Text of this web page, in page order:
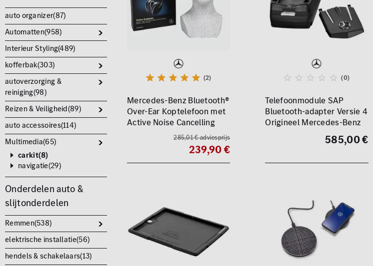
auto organizer(87)
Automatten(958)
Interieur Styling(489)
kofferbak(303)
autoverzorging &
reiniging(98)
Reizen & Veiligheid(89)
auto accessoires(114)
Multimedia(65)
carkit(8)
navigatie(29)
Onderdelen auto &
slijtonderdelen
Remmen(538)
elektrische installatie(56)
hendels & schakelaars(13)
(2)
Mercedes-Benz Bluetooth®
Over-Ear Koptelefoon met
Active Noise Cancelling
285,01 € adviesprijs
239,90 €
(0)
Telefoonmodule SAP
Bluetooth-adapter Versie 4
Origineel Mercedes-Benz
585,00 €